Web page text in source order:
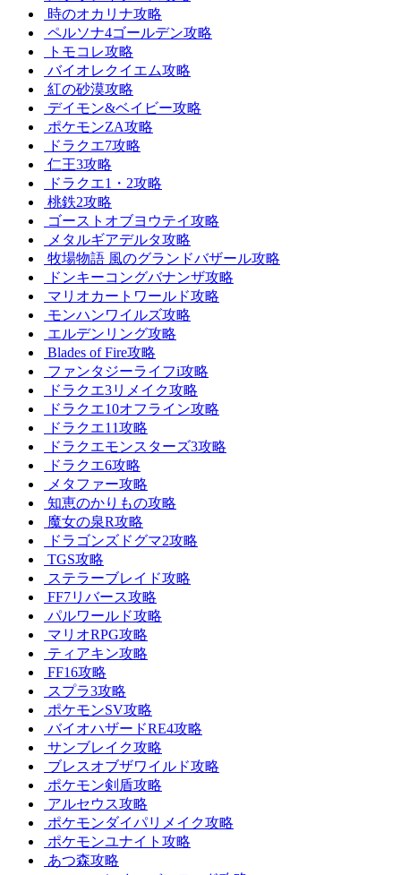
時のオカリナ攻略
ペルソナ4ゴールデン攻略
トモコレ攻略
バイオレクイエム攻略
紅の砂漠攻略
デイモン&ベイビー攻略
ポケモンZA攻略
ドラクエ7攻略
仁王3攻略
ドラクエ1・2攻略
桃鉄2攻略
ゴーストオブヨウテイ攻略
メタルギアデルタ攻略
牧場物語 風のグランドバザール攻略
ドンキーコングバナンザ攻略
マリオカートワールド攻略
モンハンワイルズ攻略
エルデンリング攻略
Blades of Fire攻略
ファンタジーライフi攻略
ドラクエ3リメイク攻略
ドラクエ10オフライン攻略
ドラクエ11攻略
ドラクエモンスターズ3攻略
ドラクエ6攻略
メタファー攻略
知恵のかりもの攻略
魔女の泉R攻略
ドラゴンズドグマ2攻略
TGS攻略
ステラーブレイド攻略
FF7リバース攻略
パルワールド攻略
マリオRPG攻略
ティアキン攻略
FF16攻略
スプラ3攻略
ポケモンSV攻略
バイオハザードRE4攻略
サンブレイク攻略
ブレスオブザワイルド攻略
ポケモン剣盾攻略
アルセウス攻略
ポケモンダイパリメイク攻略
ポケモンユナイト攻略
あつ森攻略